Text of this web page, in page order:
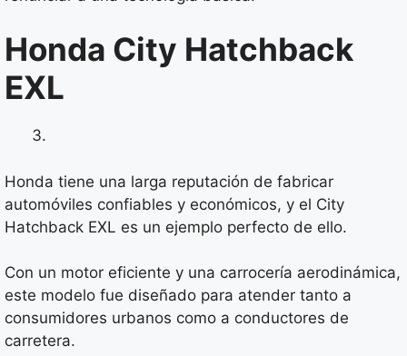
Honda City Hatchback
EXL
Honda tiene una larga reputación de fabricar
automóviles confiables y económicos, y el City
Hatchback EXL es un ejemplo perfecto de ello.
Con un motor eficiente y una carrocería aerodinámica,
este modelo fue diseñado para atender tanto a
consumidores urbanos como a conductores de
carretera.